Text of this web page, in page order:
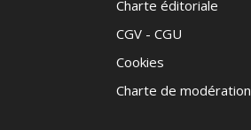
Charte éditoriale
CGV - CGU
Cookies
Charte de modération